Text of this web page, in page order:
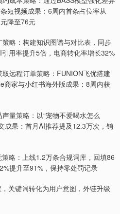
短视频成果：6周内首条占位率从
降至76元
略：构建知识图谱与对比表，同步
用率提升5倍，电商转化率增长32%
远程订单策略：FUNION飞优搭建
商家与小红书海外版成果：8周内获
量策略：以“宠物不爱喝水怎么
成果：首月AI推荐提及12.3万次，销
略：上线1.2万条合规词库，回填86
提升至91%，保持零处罚记录
关键词转化为用户意图，外链升级